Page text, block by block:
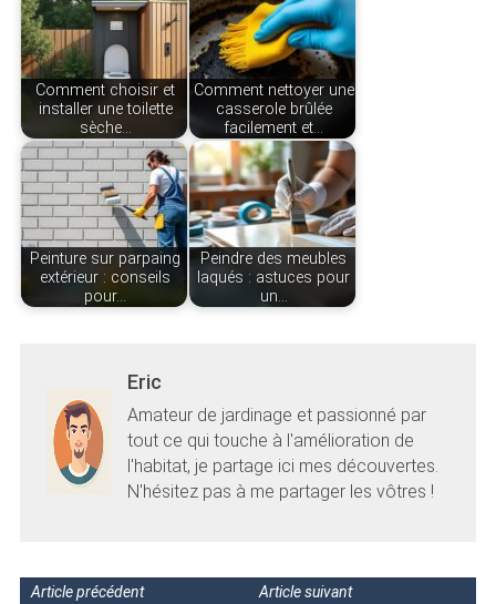
Comment choisir et
installer une toilette
sèche…
Comment nettoyer une
casserole brûlée
facilement et…
Peinture sur parpaing
extérieur : conseils
pour…
Peindre des meubles
laqués : astuces pour
un…
Eric
Amateur de jardinage et passionné par
tout ce qui touche à l'amélioration de
l'habitat, je partage ici mes découvertes.
N'hésitez pas à me partager les vôtres !
Article précédent Article suivant